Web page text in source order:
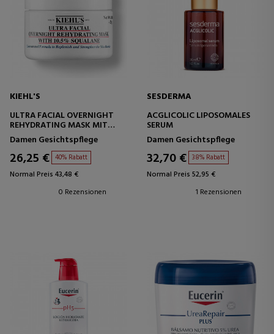
KIEHL'S
ULTRA FACIAL OVERNIGHT
REHYDRATING MASK MIT
10.5% SQUALAN
FEUCHTIGKEITSSPENDENDE
GESICHTSMASKE
Damen Gesichtspflege
26,25 € 40% Rabatt
Normal Preis 43,48 €
0 Rezensionen
SESDERMA
ACGLICOLIC LIPOSOMALES
SERUM
Damen Gesichtspflege
32,70 € 38% Rabatt
Normal Preis 52,95 €
1 Rezensionen